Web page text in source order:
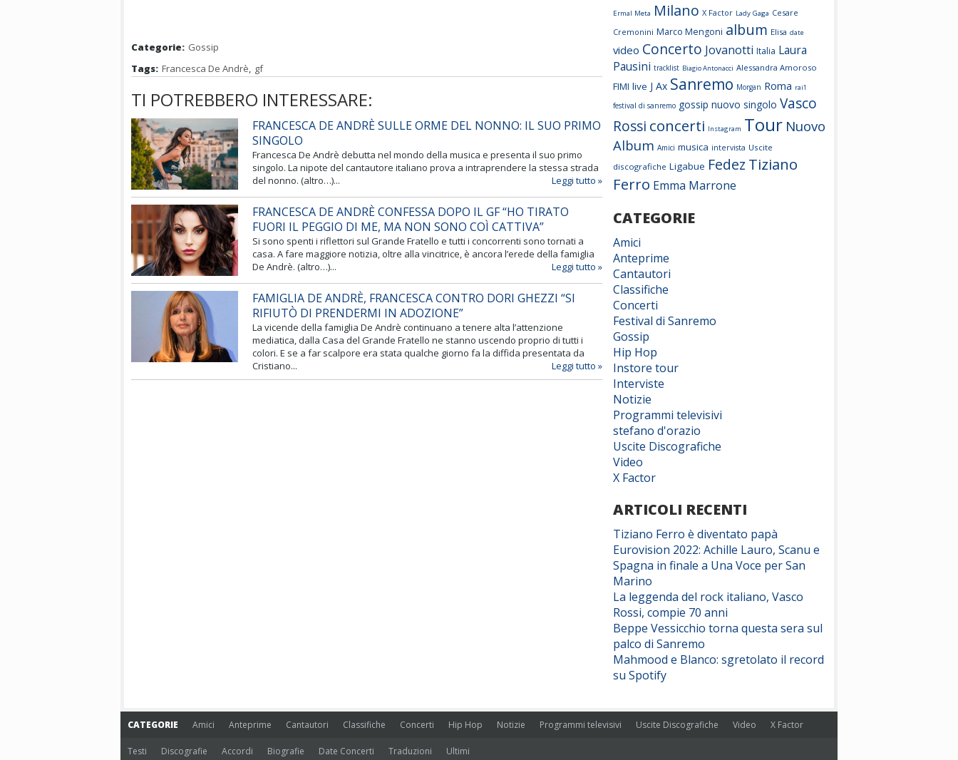
Categorie: Gossip
Tags: Francesca De Andrè, gf
TI POTREBBERO INTERESSARE:
FRANCESCA DE ANDRÈ SULLE ORME DEL NONNO: IL SUO PRIMO
SINGOLO
Francesca De Andrè debutta nel mondo della musica e presenta il suo primo
singolo. La nipote del cantautore italiano prova a intraprendere la stessa strada
del nonno. (altro…)...
Leggi tutto »
FRANCESCA DE ANDRÈ CONFESSA DOPO IL GF “HO TIRATO
FUORI IL PEGGIO DI ME, MA NON SONO COÌ CATTIVA”
Si sono spenti i riflettori sul Grande Fratello e tutti i concorrenti sono tornati a
casa. A fare maggiore notizia, oltre alla vincitrice, è ancora l’erede della famiglia
De Andrè. (altro…)...
Leggi tutto »
FAMIGLIA DE ANDRÈ, FRANCESCA CONTRO DORI GHEZZI “SI
RIFIUTÒ DI PRENDERMI IN ADOZIONE”
La vicende della famiglia De Andrè continuano a tenere alta l’attenzione
mediatica, dalla Casa del Grande Fratello ne stanno uscendo proprio di tutti i
colori. E se a far scalpore era stata qualche giorno fa la diffida presentata da
Cristiano...
Leggi tutto »
Ermal Meta Milano X Factor Lady Gaga Cesare
Cremonini Marco Mengoni album Elisa date
video Concerto Jovanotti Italia Laura
Pausini tracklist Biagio Antonacci Alessandra Amoroso
FIMI live J Ax Sanremo Morgan Roma rai1
festival di sanremo gossip nuovo singolo Vasco
Rossi concerti Instagram Tour Nuovo
Album Amici musica intervista Uscite
discografiche Ligabue Fedez Tiziano
Ferro Emma Marrone
CATEGORIE
Amici
Anteprime
Cantautori
Classifiche
Concerti
Festival di Sanremo
Gossip
Hip Hop
Instore tour
Interviste
Notizie
Programmi televisivi
stefano d'orazio
Uscite Discografiche
Video
X Factor
ARTICOLI RECENTI
Tiziano Ferro è diventato papà
Eurovision 2022: Achille Lauro, Scanu e
Spagna in finale a Una Voce per San
Marino
La leggenda del rock italiano, Vasco
Rossi, compie 70 anni
Beppe Vessicchio torna questa sera sul
palco di Sanremo
Mahmood e Blanco: sgretolato il record
su Spotify
CATEGORIE Amici Anteprime Cantautori Classifiche Concerti Hip Hop Notizie Programmi televisivi Uscite Discografiche Video X Factor
Testi Discografie Accordi Biografie Date Concerti Traduzioni Ultimi